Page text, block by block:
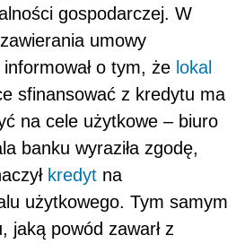
gospodarczej. W
umowy
o tym, że lokal
sfinansować z kredytu ma
na cele użytkowe – biuro
banku wyraziła zgodę,
kredyt na
użytkowego. Tym samym
jaką powód zawarł z